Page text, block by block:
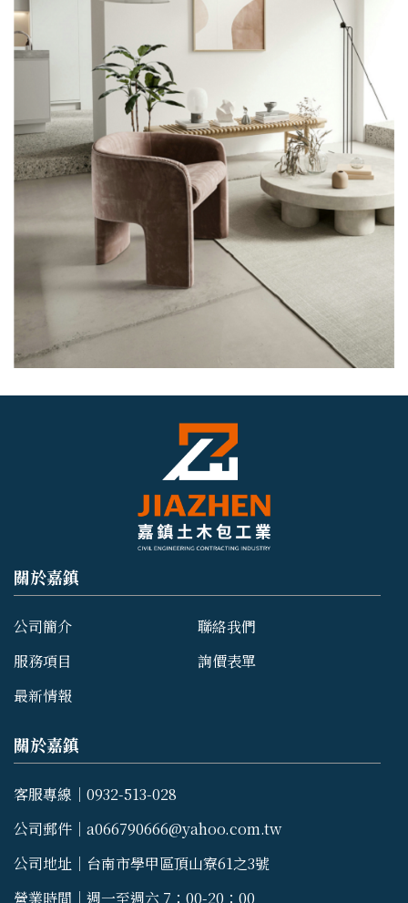
關於嘉鎮
公司簡介
聯絡我們
服務項目
詢價表單
最新情報
關於嘉鎮
客服專線｜0932-513-028
公司郵件｜a066790666@yahoo.com.tw
公司地址｜台南市學甲區頂山寮61之3號
營業時間｜週一至週六 7：00-20：00